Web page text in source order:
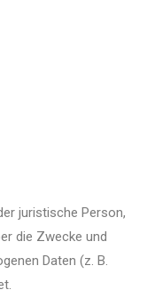
juristische Person,
die Zwecke und
Daten (z. B.